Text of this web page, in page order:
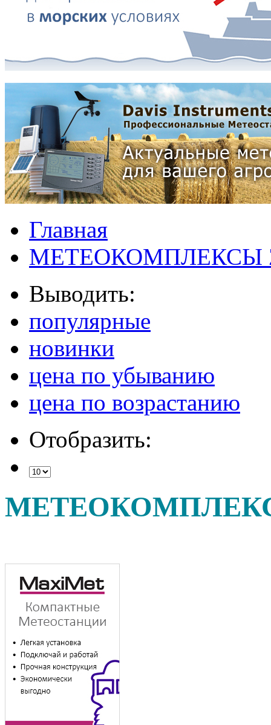
Главная
МЕТЕОКОМПЛЕКСЫ
Выводить:
популярные
новинки
цена по убыванию
цена по возрастанию
Отобразить: